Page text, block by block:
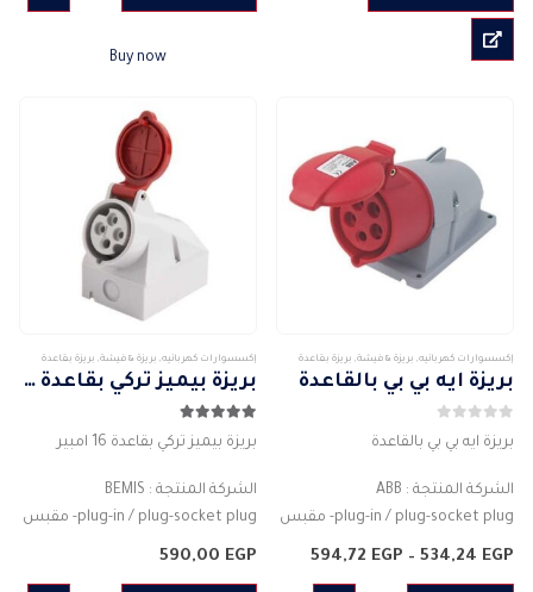
…
العديد
من
الأشكال
يمكن
اختيار
الخيارات
التصنيف الحالي للتيار (A) : 32 امبير
Buy now
إكسسوارات كهربائيه, بريزة & فيشة, بريزة بقاعدة
بريزة ايه بي بي بالقاعدة
بريزة ايه بي بي بالقاعدة
الشركة المنتجة : ABB
plug-in / plug-socket plug- مقبس
نوع الجسم : موصل قابس
534,24 EGP
–
594,72 EGP
نطاق
إكسسوارات كهربائيه, بريزة & فيشة, بريزة بقاعدة
بريزة بيميز تركي بقاعدة 16 امبير
بريزة بيميز تركي بقاعدة 16 امبير
الشركة المنتجة : BEMIS
plug-in / plug-socket plug- مقبس
نوع الجسم : موصل قابس
590,00 EGP